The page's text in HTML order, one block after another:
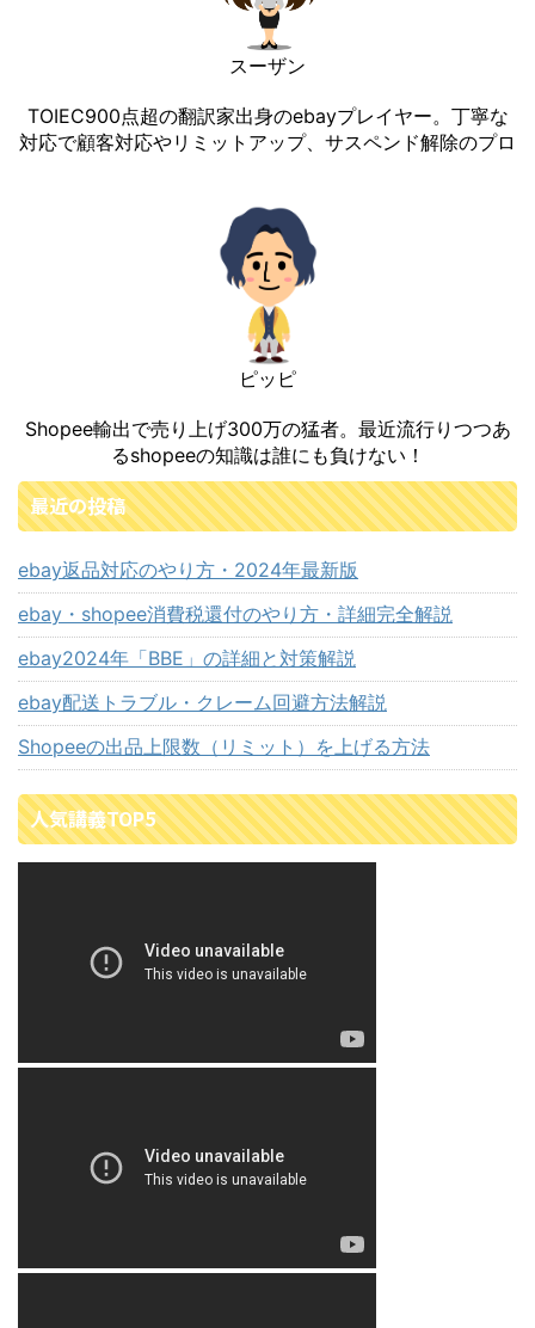
スーザン
TOIEC900点超の翻訳家出身のebayプレイヤー。丁寧な
対応で顧客対応やリミットアップ、サスペンド解除のプロ
ピッピ
Shopee輸出で売り上げ300万の猛者。最近流行りつつあ
るshopeeの知識は誰にも負けない！
最近の投稿
ebay返品対応のやり方・2024年最新版
ebay・shopee消費税還付のやり方・詳細完全解説
ebay2024年「BBE」の詳細と対策解説
ebay配送トラブル・クレーム回避方法解説
Shopeeの出品上限数（リミット）を上げる方法
人気講義TOP5